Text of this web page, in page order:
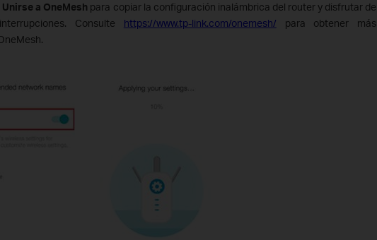
Unirse a OneMesh para copiar la configuración inalámbrica del router y disfrutar de
Consulte https://www.tp-link.com/onemesh/ para obtener más